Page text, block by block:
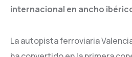
internacional en ancho
La autopista ferroviaria